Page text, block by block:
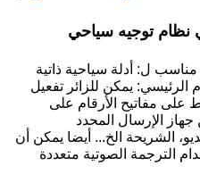
نظام توجيه سياحي
صوتي من سلسلة تومان 7، مناسب ل: أدلة سياحية ذاتية
الرئيسي: يمكن للزائر تفعيل
مفاتيح الأرقام على
جهاز الإرسال المحدد
الشريحة الخ... أيضا يمكن أن
الترجمة الصوتية متعددة